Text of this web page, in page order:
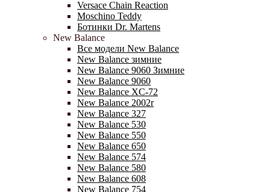
Versace Chain Reaction
Moschino Teddy
Ботинки Dr. Martens
New Balance
Все модели New Balance
New Balance зимние
New Balance 9060 Зимние
New Balance 9060
New Balance XC-72
New Balance 2002r
New Balance 327
New Balance 530
New Balance 550
New Balance 650
New Balance 574
New Balance 580
New Balance 608
New Balance 754